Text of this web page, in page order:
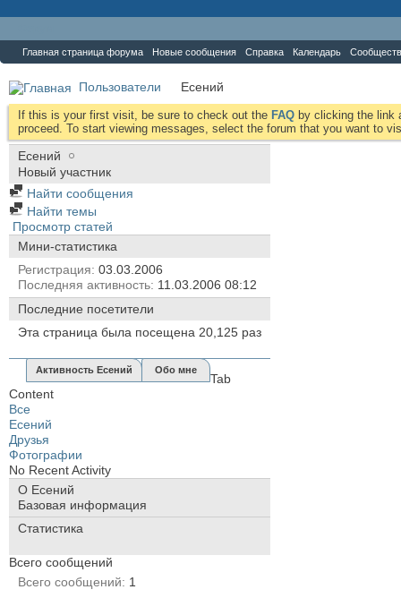
Главная страница форума Новые сообщения Справка Календарь
Пользователи Есений
If this is your first visit, be sure to check out the FAQ by clicking the link
proceed. To start viewing messages, select the forum that you want to
Есений
Новый участник
Найти сообщения
Найти темы
Просмотр статей
Мини-статистика
Регистрация 03.03.2006
Последняя активность 11.03.2006 08:12
Последние посетители
Эта страница была посещена 20,125 раз
Активность Есений Обо мне
Tab
Content
Все
Есений
Друзья
Фотографии
No Recent Activity
О Есений
Базовая информация
Статистика
Всего сообщений
Всего сообщений
1